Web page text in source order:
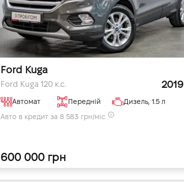
Ford Kuga
Ford Kuga 120 к.с. 2019
Автомат Передній
Дизель, 1.5 л
Авто в кредит за 8 583 грн/міс
600 000 грн